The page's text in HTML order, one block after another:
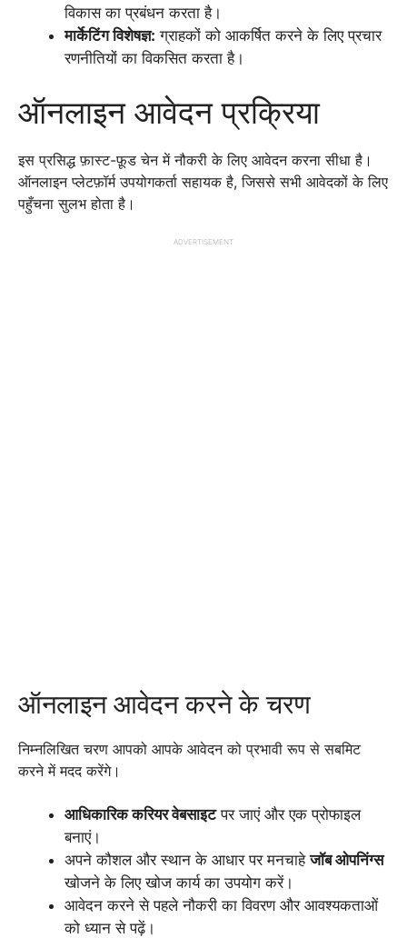
विकास का प्रबंधन करता है।
मार्केटिंग विशेषज्ञ: ग्राहकों को आकर्षित करने के लिए प्रचार
रणनीतियों का विकसित करता है।
ऑनलाइन आवेदन प्रक्रिया
इस प्रसिद्ध फ़ास्ट-फ़ूड चेन में नौकरी के लिए आवेदन करना सीधा है।
ऑनलाइन प्लेटफ़ॉर्म उपयोगकर्ता सहायक है, जिससे सभी आवेदकों के लिए
पहुँचना सुलभ होता है।
ADVERTISEMENT
ऑनलाइन आवेदन करने के चरण
निम्नलिखित चरण आपको आपके आवेदन को प्रभावी रूप से सबमिट
करने में मदद करेंगे।
आधिकारिक करियर वेबसाइटपर जाएं और एक प्रोफाइल
बनाएं।
अपने कौशल और स्थान के आधार पर मनचाहेजॉब ओपनिंग्स
खोजने के लिए खोज कार्य का उपयोग करें।
आवेदन करने से पहले नौकरी का विवरण और आवश्यकताओं
को ध्यान से पढ़ें।